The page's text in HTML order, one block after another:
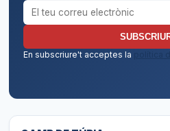
Correu electrònic per al butlletí
En subscriure't acceptes la
política